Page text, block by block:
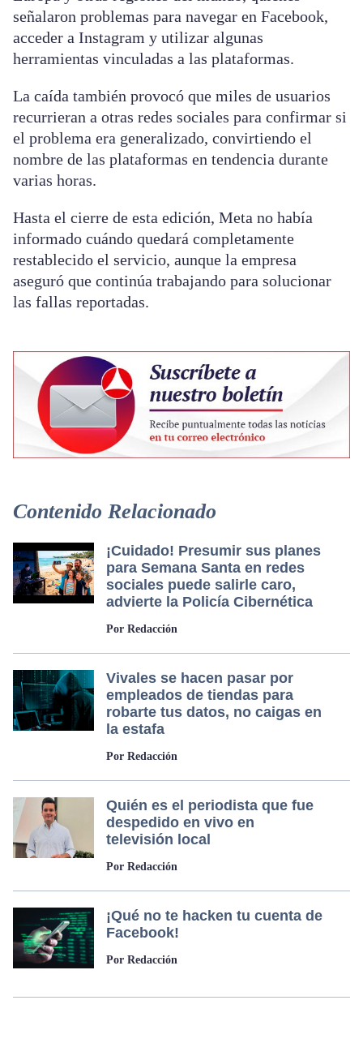
señalaron problemas para navegar en Facebook,
acceder a Instagram y utilizar algunas
herramientas vinculadas a las plataformas.
La caída también provocó que miles de usuarios
recurrieran a otras redes sociales para confirmar si
el problema era generalizado, convirtiendo el
nombre de las plataformas en tendencia durante
varias horas.
Hasta el cierre de esta edición, Meta no había
informado cuándo quedará completamente
restablecido el servicio, aunque la empresa
aseguró que continúa trabajando para solucionar
las fallas reportadas.
Contenido Relacionado
¡Cuidado! Presumir sus planes
para Semana Santa en redes
sociales puede salirle caro,
advierte la Policía Cibernética
Por Redacción
Vivales se hacen pasar por
empleados de tiendas para
robarte tus datos, no caigas en
la estafa
Por Redacción
Quién es el periodista que fue
despedido en vivo en
televisión local
Por Redacción
¡Qué no te hacken tu cuenta de
Facebook!
Por Redacción